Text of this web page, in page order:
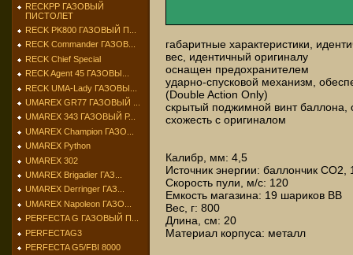
RECKPP ГАЗОВЫЙ
ПИСТОЛЕТ
RECK PK800 ГАЗОВЫЙ П...
RECK Commander ГАЗОВ...
RECK Chief Special
RECK Agent 45 ГАЗОВЫ...
RECK UMA-Lady ГАЗОВЫ...
UMAREX GR77 ГАЗОВЫЙ ...
UMAREX 343 ГАЗОВЫЙ Р...
UMAREX Champion ГАЗО...
UMAREX Python
UMAREX 302
UMAREX Brigadier ГАЗ...
UMAREX Derringer ГАЗ...
UMAREX Napoleon ГАЗО...
PERFECTA G ГАЗОВЫЙ П...
PERFECTAG3
PERFECTA G5/FBI 8000
габаритные характеристики,
вес, идентичный оригиналу
оснащен предохранителем
ударно-спусковой механизм,
(Double Action Only)
скрытый поджимной винт
схожесть с оригиналом
Калибр, мм: 4,5
Источник энергии: баллончик СО2,
Скорость пули, м/с: 120
Емкость магазина: 19 шариков ВВ
Вес, г: 800
Длина, см: 20
Материал корпуса: металл